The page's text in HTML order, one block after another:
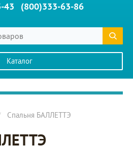
43 (800)333-63-86
Каталог
Спальня БАЛЛЕТТЭ